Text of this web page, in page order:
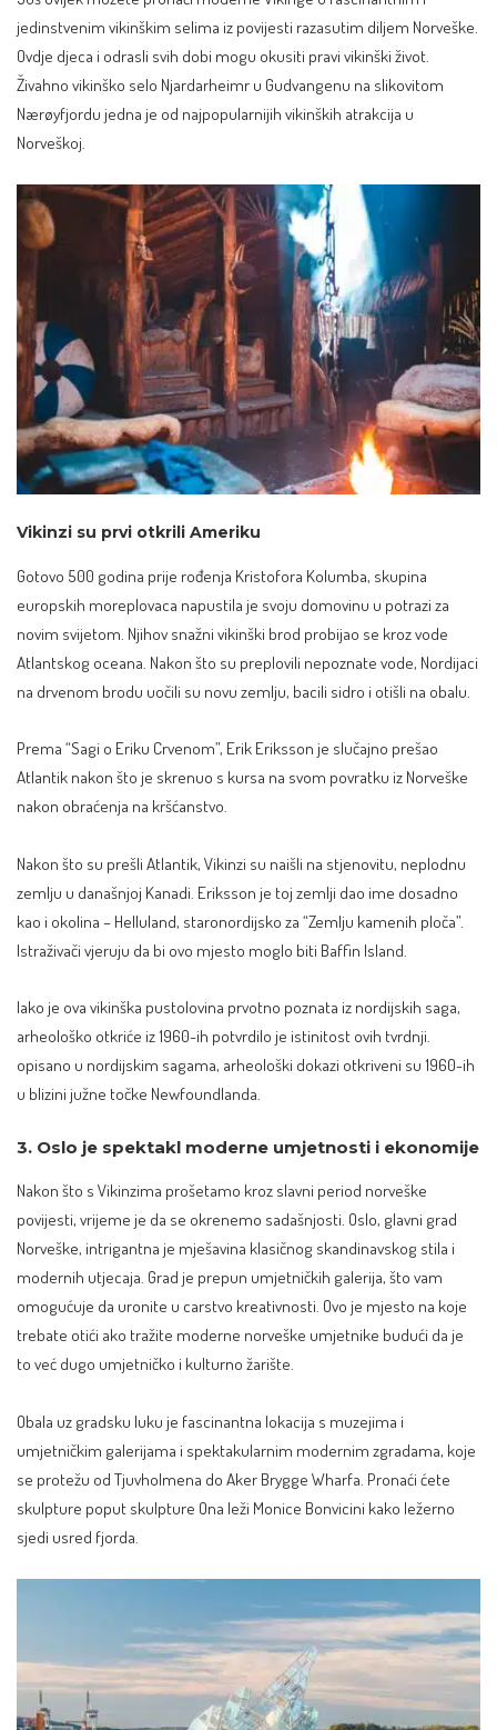
jedinstvenim vikinškim selima iz povijesti razasutim diljem Norveške.
Ovdje djeca i odrasli svih dobi mogu okusiti pravi vikinški život.
Živahno vikinško selo Njardarheimr u Gudvangenu na slikovitom
Nærøyfjordu jedna je od najpopularnijih vikinških atrakcija u
Norveškoj.
Vikinzi su prvi otkrili Ameriku
Gotovo 500 godina prije rođenja Kristofora Kolumba, skupina
europskih moreplovaca napustila je svoju domovinu u potrazi za
novim svijetom. Njihov snažni vikinški brod probijao se kroz vode
Atlantskog oceana. Nakon što su preplovili nepoznate vode, Nordijaci
na drvenom brodu uočili su novu zemlju, bacili sidro i otišli na obalu.
Prema “Sagi o Eriku Crvenom”, Erik Eriksson je slučajno prešao
Atlantik nakon što je skrenuo s kursa na svom povratku iz Norveške
nakon obraćenja na kršćanstvo.
Nakon što su prešli Atlantik, Vikinzi su naišli na stjenovitu, neplodnu
zemlju u današnjoj Kanadi. Eriksson je toj zemlji dao ime dosadno
kao i okolina – Helluland, staronordijsko za “Zemlju kamenih ploča”.
Istraživači vjeruju da bi ovo mjesto moglo biti Baffin Island
Iako je ova vikinška pustolovina prvotno poznata iz nordijskih saga,
arheološko otkriće iz 1960-ih potvrdilo je istinitost ovih tvrdnji.
opisano u nordijskim sagama, arheološki dokazi otkriveni su 1960-ih
u blizini južne točke Newfoundlanda.
3. Oslo je spektakl moderne umjetnosti i ekonomije
Nakon što s Vikinzima prošetamo kroz slavni period norveške
povijesti, vrijeme je da se okrenemo sadašnjosti. Oslo, glavni grad
Norveške, intrigantna je mješavina klasičnog skandinavskog stila i
modernih utjecaja. Grad je prepun umjetničkih galerija, što vam
omogućuje da uronite u carstvo kreativnosti. Ovo je mjesto na koje
trebate otići ako tražite moderne norveške umjetnike budući da je
to već dugo umjetničko i kulturno žarište.
Obala uz gradsku luku je fascinantna lokacija s muzejima i
umjetničkim galerijama i spektakularnim modernim zgradama, koje
se protežu od Tjuvholmena do Aker Brygge Wharfa. Pronaći ćete
skulpture poput skulpture Ona leži Monice Bonvicini kako ležerno
sjedi usred fjorda.